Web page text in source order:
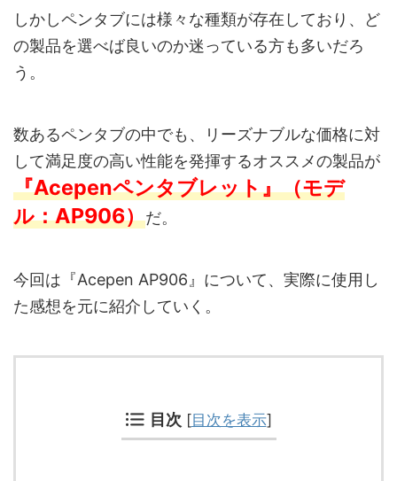
しかしペンタブには様々な種類が存在しており、ど
の製品を選べば良いのか迷っている方も多いだろ
う。
数あるペンタブの中でも、リーズナブルな価格に対
して満足度の高い性能を発揮するオススメの製品が
『Acepenペンタブレット』（モデ
ル：AP906）だ。
今回は『Acepen AP906』について、実際に使用し
た感想を元に紹介していく。
目次 [目次を表示]